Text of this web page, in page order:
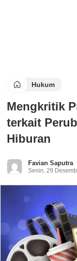
Hukum
Mengkritik
terkait
Hiburan
Favian Saputra
Senin, 29